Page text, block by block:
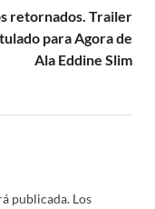
retornados. Trailer
para Agora de
Ala Eddine Slim
publicada. Los